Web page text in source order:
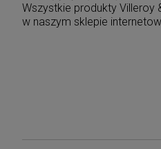
Wszystkie produkty Villeroy
w naszym sklepie